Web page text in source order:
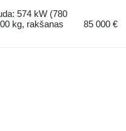
574 kW (780
kg, rakšanas
85 000 €